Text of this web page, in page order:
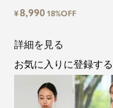
¥8,990 18%OFF
詳細を見る
お気に入りに登録する